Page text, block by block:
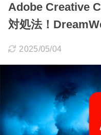
Adobe Creative
対処法！
2025/05/04